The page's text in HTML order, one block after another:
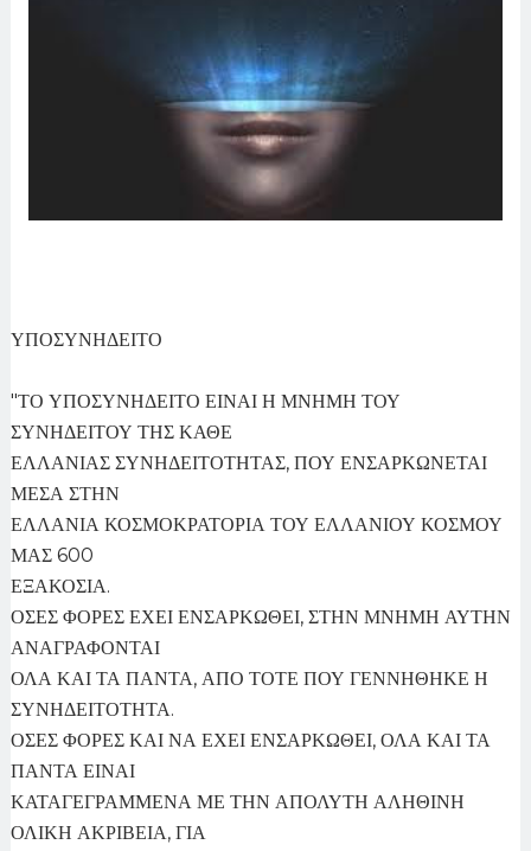
ΥΠΟΣΥΝΗΔΕΙΤΟ
"ΤΟ ΥΠΟΣΥΝΗΔΕΙΤΟ ΕΙΝΑΙ Η ΜΝΗΜΗ ΤΟΥ
ΣΥΝΗΔΕΙΤΟΥ ΤΗΣ ΚΑΘΕ
ΕΛΛΑΝΙΑΣ ΣΥΝΗΔΕΙΤΟΤΗΤΑΣ, ΠΟΥ ΕΝΣΑΡΚΩΝΕΤΑΙ
ΜΕΣΑ ΣΤΗΝ
ΕΛΛΑΝΙΑ ΚΟΣΜΟΚΡΑΤΟΡΙΑ ΤΟΥ ΕΛΛΑΝΙΟΥ ΚΟΣΜΟΥ
ΜΑΣ 600
ΕΞΑΚΟΣΙΑ.
ΟΣΕΣ ΦΟΡΕΣ ΕΧΕΙ ΕΝΣΑΡΚΩΘΕΙ, ΣΤΗΝ ΜΝΗΜΗ ΑΥΤΗΝ
ΑΝΑΓΡΑΦΟΝΤΑΙ
ΟΛΑ ΚΑΙ ΤΑ ΠΑΝΤΑ, ΑΠΟ ΤΟΤΕ ΠΟΥ ΓΕΝΝΗΘΗΚΕ Η
ΣΥΝΗΔΕΙΤΟΤΗΤΑ.
ΟΣΕΣ ΦΟΡΕΣ ΚΑΙ ΝΑ ΕΧΕΙ ΕΝΣΑΡΚΩΘΕΙ, ΟΛΑ ΚΑΙ ΤΑ
ΠΑΝΤΑ ΕΙΝΑΙ
ΚΑΤΑΓΕΓΡΑΜΜΕΝΑ ΜΕ ΤΗΝ ΑΠΟΛΥΤΗ ΑΛΗΘΙΝΗ
ΟΛΙΚΗ ΑΚΡΙΒΕΙΑ, ΓΙΑ